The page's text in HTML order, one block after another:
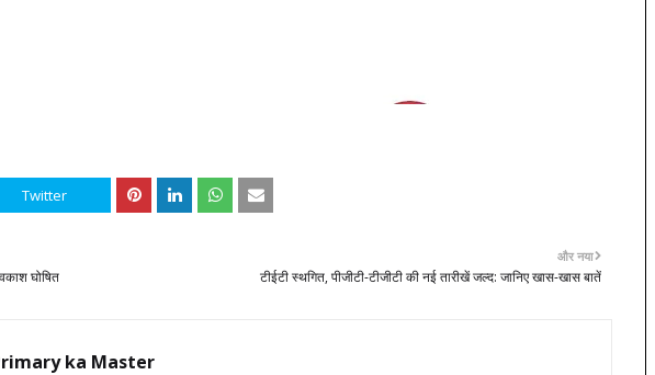
Twitter
और नया
टीईटी स्थगित, पीजीटी-टीजीटी की नई तारीखें जल्द: जानिए खास-खास बातें
घोषित
ka Master